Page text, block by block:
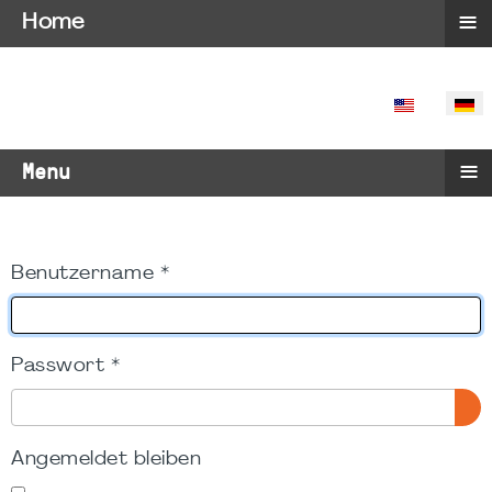
SPRACHE
Menu ≡
Benutzername *
Passwort *
Angemeldet bleiben
Home ≡